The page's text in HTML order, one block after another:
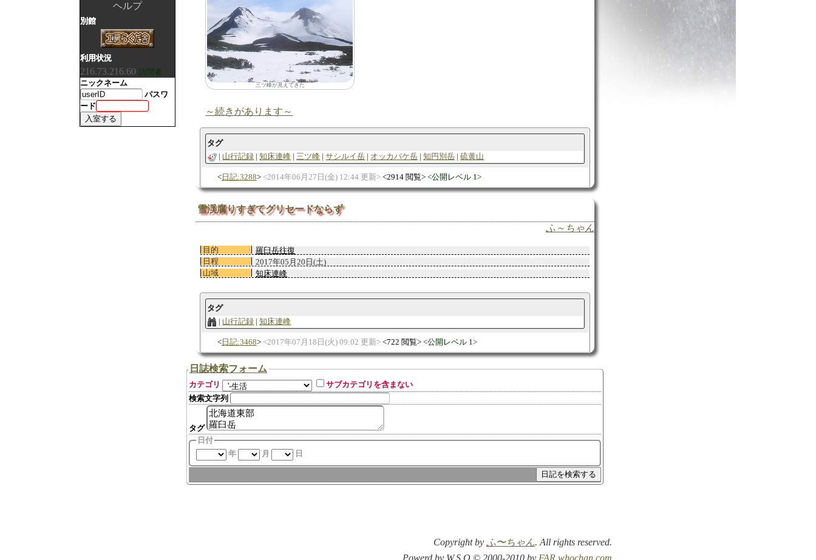
三ツ峰が見えてきた
～続きがあります～
タグ
山行記録
知床連峰 三ツ峰 サシルイ岳 オッカバケ岳 知円別岳 硫黄山
日記:3288 2014年06月27日(金) 12:44 更新 2914 閲覧 公開レベル 1
雪渓腐りすぎてグリセードならず
ふ～ちゃん
目的
羅臼岳往復
日程
2017年05月20日(土)
山域
知床連峰
タグ
山行記録
知床連峰
日記:3468 2017年07月18日(火) 09:02 更新 722 閲覧 公開レベル 1
日誌検索フォーム
カテゴリ
サブカテゴリを含まない
検索文字列
タグ
日付
年
月 日
ヘルプ
別館
利用状況
216.73.216.60 訪問者
ニックネーム
パスワ
ード
Copyright by ふ〜ちゃん. All rights reserved.
Powerd by W.S.O © 2000-2010 by FAR.whochan.com